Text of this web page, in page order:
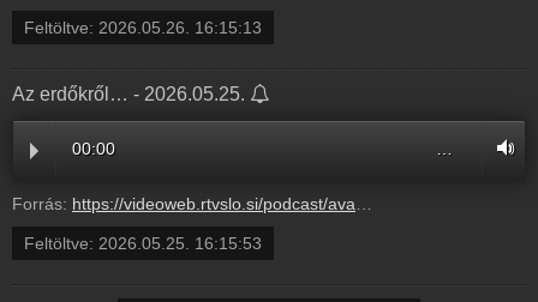
Feltöltve: 2026.05.26. 16:15:13
Az erdőkről… - 2026.05.25.
00:00
Forrás: https://videoweb.rtvslo.si/podcast/ava_archive11/2026/05/26/Azerdk310907.mp3
Feltöltve: 2026.05.25. 16:15:53